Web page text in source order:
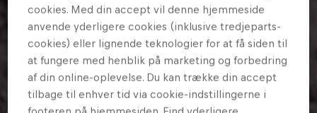
cookies. Med din accept vil denne hjemmeside
anvende yderligere cookies (inklusive tredjeparts-
cookies) eller lignende teknologier for at få siden til
at fungere med henblik på marketing og forbedring
af din online-oplevelse. Du kan trække din accept
tilbage til enhver tid via cookie-indstillingerne i